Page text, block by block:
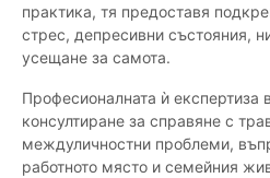
практика, тя предоставя
стрес, депресивни състояния,
усещане за самота.
Професионалната ѝ
консултиране за справяне с
междуличностни проблеми,
работното място и семейния